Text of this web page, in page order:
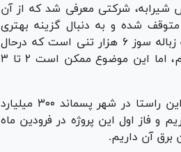
شیرابه، شرکتی معرفی شد که از آن
شده و به دنبال گزینه بهتری
هستیم و بررسی‌های ما نشان می‌دهد که بهترین راهکار برای شیرابه زباله سوز ۶ هزار تنی است که درحال
حاضر برای استقرار زباله سوز با دو شرکت چینی درحال مذاکره هستیم، اما این موضوع ممکن است ۲ تا ۳
وی با اشاره به واحد‌های پسماندسوز اطراف کهریزک بیان داشت: در این راستا در شهر پسماند ۳۰۰ میلیارد
و فاز اول این پروژه در فرودین ماه
برق آن داریم.